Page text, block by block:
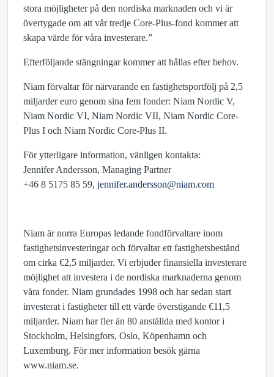
stora möjligheter på den nordiska marknaden och vi är
övertygade om att vår tredje Core-Plus-fond kommer att
skapa värde för våra investerare.”
Efterföljande stängningar kommer att hållas efter behov.
Niam förvaltar för närvarande en fastighetsportfölj på 2,5
miljarder euro genom sina fem fonder: Niam Nordic V,
Niam Nordic VI, Niam Nordic VII, Niam Nordic Core-
Plus I och Niam Nordic Core-Plus II.
För ytterligare information, vänligen kontakta:
Jennifer Andersson, Managing Partner
+46 8 5175 85 59, jennifer.andersson@niam.com
Niam är norra Europas ledande fondförvaltare inom
fastighetsinvesteringar och förvaltar ett fastighetsbestånd
om cirka €2,5 miljarder. Vi erbjuder finansiella investerare
möjlighet att investera i de nordiska marknaderna genom
våra fonder. Niam grundades 1998 och har sedan start
investerat i fastigheter till ett värde överstigande €11,5
miljarder. Niam har fler än 80 anställda med kontor i
Stockholm, Helsingfors, Oslo, Köpenhamn och
Luxemburg. För mer information besök gärna
www.niam.se.